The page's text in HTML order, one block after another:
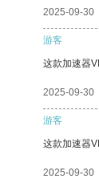
2025-09-30
游客
这款加速器
2025-09-30
游客
这款加速器
2025-09-30